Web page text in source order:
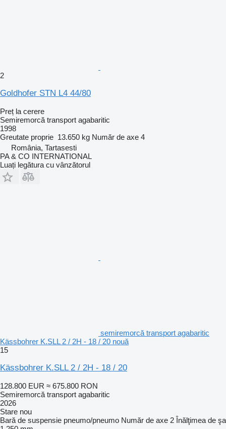
2
Goldhofer STN L4 44/80
Preț la cerere
Semiremorcă transport agabaritic
1998
Greutate proprie 13.650 kg Număr de axe 4
România, Tartasesti
PA & CO INTERNATIONAL
Luați legătura cu vânzătorul
semiremorcă transport agabaritic
Kässbohrer K.SLL 2 / 2H - 18 / 20 nouă
15
Kässbohrer K.SLL 2 / 2H - 18 / 20
128.800 EUR ≈ 675.800 RON
Semiremorcă transport agabaritic
2026
Stare nou
Bară de suspensie pneumo/pneumo Număr de axe 2 Înălţimea de şa